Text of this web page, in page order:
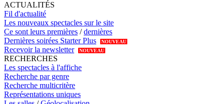
ACTUALITÉS
Fil d'actualité
Les nouveaux spectacles sur le site
Ce sont leurs premières /dernières
Dernières soirées Starter Plus
NOUVEAU
Recevoir la newsletter NOUVEAU
RECHERCHES
Les spectacles à l'affiche
Recherche par genre
Recherche multicritère
Représentations uniques